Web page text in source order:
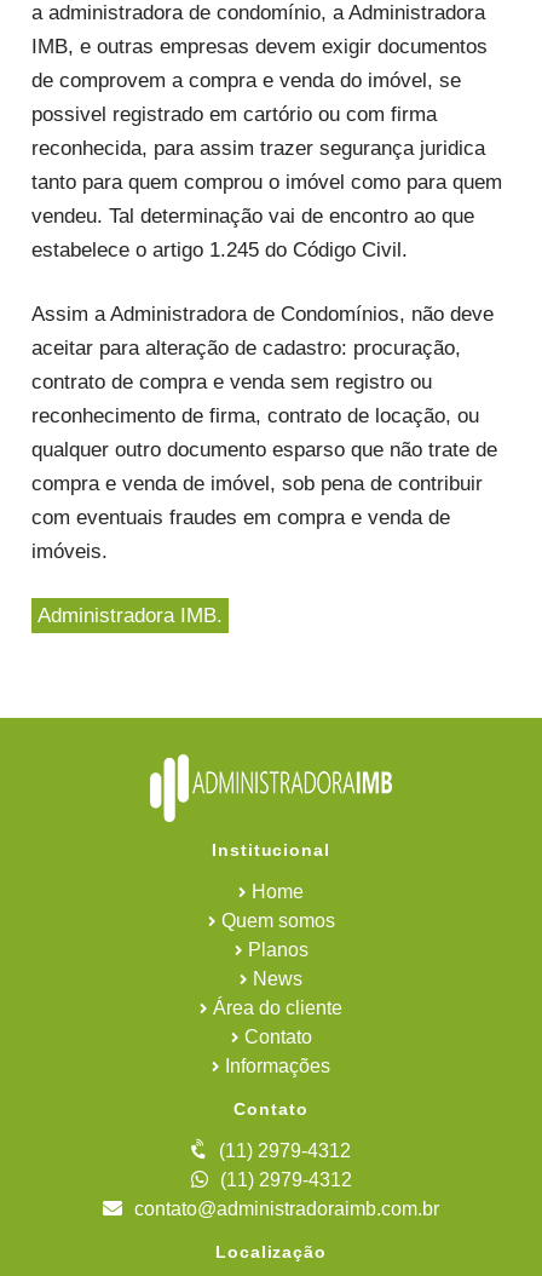
a administradora de condomínio, a Administradora
IMB, e outras empresas devem exigir documentos
de comprovem a compra e venda do imóvel, se
possivel registrado em cartório ou com firma
reconhecida, para assim trazer segurança juridica
tanto para quem comprou o imóvel como para quem
vendeu. Tal determinação vai de encontro ao que
estabelece o artigo 1.245 do Código Civil.
Assim a Administradora de Condomínios, não deve
aceitar para alteração de cadastro: procuração,
contrato de compra e venda sem registro ou
reconhecimento de firma, contrato de locação, ou
qualquer outro documento esparso que não trate de
compra e venda de imóvel, sob pena de contribuir
com eventuais fraudes em compra e venda de
imóveis.
Administradora IMB.
Institucional
Home
Quem somos
Planos
News
Área do cliente
Contato
Informações
Contato
(11) 2979-4312
(11) 2979-4312
contato@administradoraimb.com.br
Localização